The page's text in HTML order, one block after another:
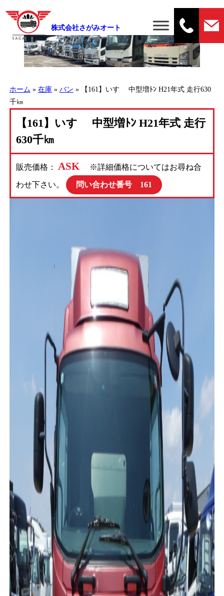
株式会社さがみオート
ホーム » 在庫 » バン »【161】いすゞ 中型増ﾄﾝ H21年式 走行630
千㎞
【161】いすゞ 中型増ﾄﾝ H21年式 走行
630千㎞
販売価格： ASK ※詳細価格についてはお尋ね合
わせ下さい。 問い合わせ番号 161